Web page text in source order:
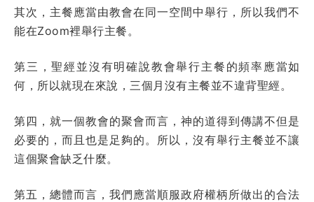
其次，主餐應當由教會在同一空間中舉行，所以我們不
能在Zoom裡舉行主餐。
第三，聖經並沒有明確說教會舉行主餐的頻率應當如
何，所以就現在來說，三個月沒有主餐並不違背聖經。
第四，就一個教會的聚會而言，神的道得到傳講不但是
必要的，而且也是足夠的。所以，沒有舉行主餐並不讓
這個聚會缺乏什麼。
第五，總體而言，我們應當順服政府權柄所做出的合法